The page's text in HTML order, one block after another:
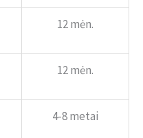
12 mėn.
12 mėn.
4-8 metai